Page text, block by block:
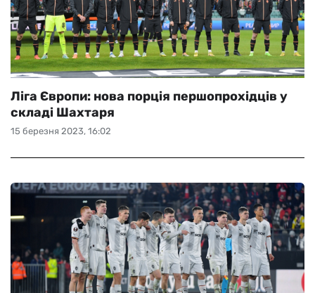
15 березня 2023, 16:02
Ліга Європи: нова порція першопрохідців у
складі Шахтаря